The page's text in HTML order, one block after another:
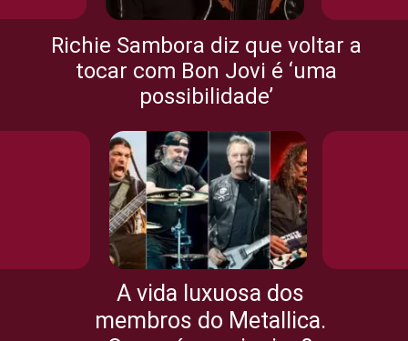
Richie Sambora diz que voltar a
tocar com Bon Jovi é ‘uma
possibilidade’
A vida luxuosa dos
membros do Metallica.